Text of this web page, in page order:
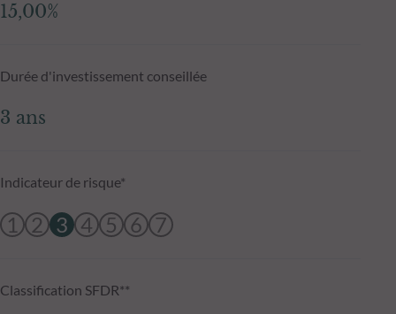
15,00%
Durée d'investissement conseillée
3 ans
Indicateur de risque*
1 2 3 4 5 6 7
Classification SFDR**